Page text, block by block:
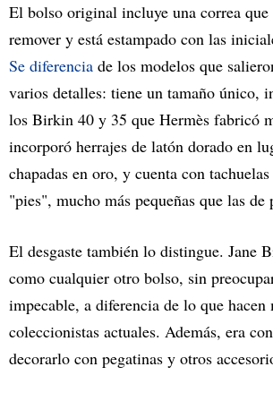
El bolso original incluye una correa que
remover y está estampado con las
Se diferencia de los modelos que
varios detalles: tiene un tamaño único,
los Birkin 40 y 35 que Hermès fabricó
incorporó herrajes de latón dorado en
chapadas en oro, y cuenta con
"pies", mucho más pequeñas que las de
El desgaste también lo distingue. Jane
como cualquier otro bolso, sin
impecable, a diferencia de lo que hacen
coleccionistas actuales. Además, era
decorarlo con pegatinas y otros